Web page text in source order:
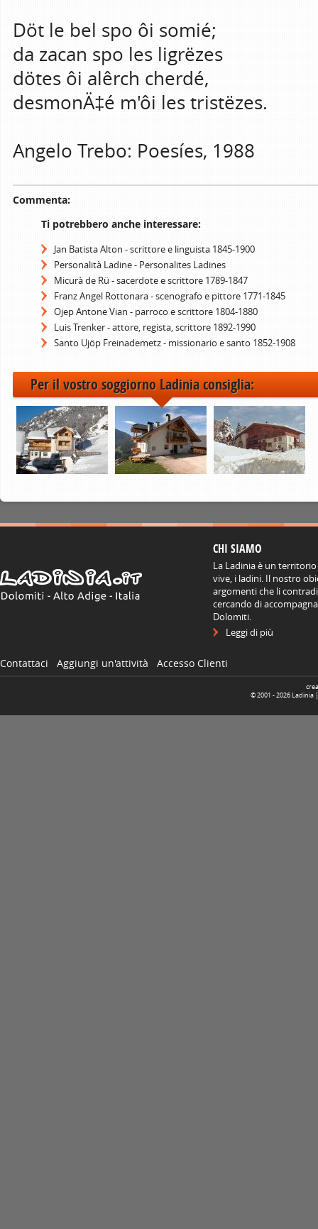
Döt le bel spo ôi somié;
da zacan spo les ligrëzes
dötes ôi alêrch cherdé,
desmonÄ‡é m'ôi les tristëzes.
Angelo Trebo: Poesíes, 1988
Commenta:
Ti potrebbero anche interessare:
Jan Batista Alton - scrittore e linguista 1845-1900
Personalità Ladine - Personalites Ladines
Micurà de Rü - sacerdote e scrittore 1789-1847
Franz Angel Rottonara - scenografo e pittore 1771-1845
Ojep Antone Vian - parroco e scrittore 1804-1880
Luis Trenker - attore, regista, scrittore 1892-1990
Santo Ujöp Freinademetz - missionario e santo 1852-1908
Per il vostro soggiorno Ladinia consiglia:
CHI SIAMO
La Ladinia è un
vive, i ladini. Il nostro
argomenti che li
cercando di
Dolomiti.
Leggi di più
Contattaci Aggiungi un'attività Accesso Clienti
© 2001 -2026 Ladinia